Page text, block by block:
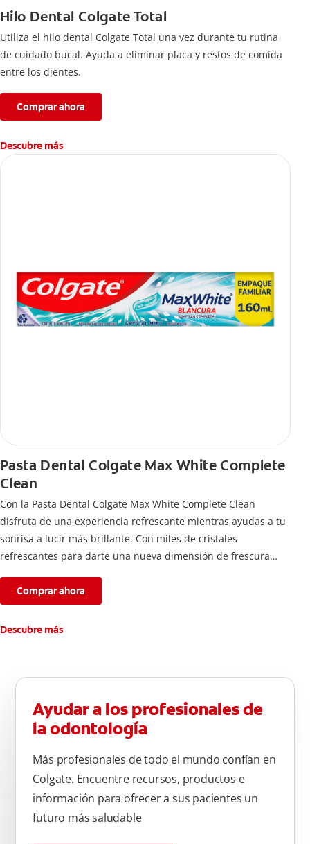
Hilo Dental Colgate Total
Utiliza el hilo dental Colgate Total una vez durante tu rutina
de cuidado bucal. Ayuda a eliminar placa y restos de comida
entre los dientes.
Comprar ahora
Descubre más
Pasta Dental Colgate Max White Complete
Clean
Con la Pasta Dental Colgate Max White Complete Clean
disfruta de una experiencia refrescante mientras ayudas a tu
sonrisa a lucir más brillante. Con miles de cristales
refrescantes para darte una nueva dimensión de frescura
Comprar ahora
Descubre más
Ayudar a los profesionales de
la odontología
Más profesionales de todo el mundo confían en
Colgate. Encuentre recursos, productos e
información para ofrecer a sus pacientes un
futuro más saludable